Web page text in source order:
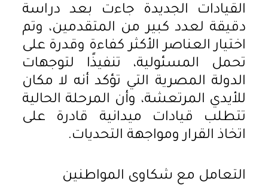
القيادات الجديدة جاءت بعد دراسة
دقيقة لعدد كبير من المتقدمين، وتم
اختيار العناصر الأكثر كفاءة وقدرة على
تحمل المسئولية، تنفيذًا لتوجهات
الدولة المصرية التي تؤكد أنه لا مكان
للأيدي المرتعشة، وأن المرحلة الحالية
تتطلب قيادات ميدانية قادرة على
اتخاذ القرار ومواجهة التحديات.
التعامل مع شكاوى المواطنين